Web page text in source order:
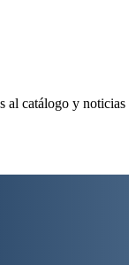
al catálogo y noticias